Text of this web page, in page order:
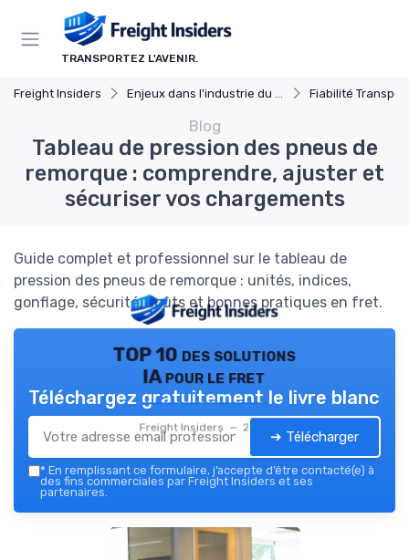
TRANSPORTEZ L'AVENIR.
Freight Insiders Enjeux dans l'industrie du fret Fiabilité
Blog
Tableau de pression des pneus de
remorque : comprendre, ajuster et
sécuriser vos chargements
Guide complet et professionnel sur le tableau de
pression des pneus de remorque : unités, indices,
gonflage, sécurité, coûts et bonnes pratiques en fret.
TOP 10 des solutions
IA pour le fret
Freight Insiders — 2026
Téléchargez gratuitement le livre blanc
➔ Télécharger
* En remplissant ce formulaire, j’accepte d’être contacté(e) à
des fins commerciales par Freight Insiders et ses
partenaires.
Panneau de gestion des cookies